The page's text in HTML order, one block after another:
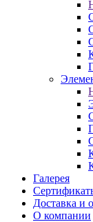
Галерея
Доставка и
О компании